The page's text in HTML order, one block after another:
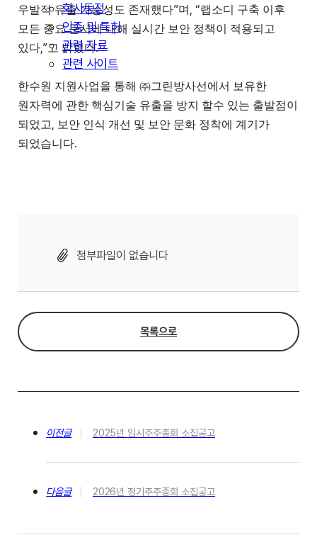
회사동정
인증 및 특허
관련 자료
관련 사이트
우발적 유출 가능성도 존재했다”며 , “랩소디 구축 이후
모든 중요 문서에 대해 실시간 보안 정책이 적용되고
있다,”고 밝혔다.
한수원 지원사업을 통해㈜그린방사선에서 보유한
원자력에 관한 핵심기술 유출을 방지 할수 있는 출발점이
되었고, 보안 인식 개선 및 보안 문화 정착에 계기가
되었습니다.
첨부파일이 없습니다
목록으로
이전글 2025년 임시주주총회 소집공고
다음글 2026년 정기주주종회 소집공고